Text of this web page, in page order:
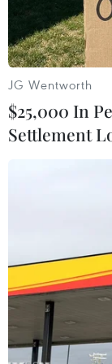
Du khách thích
điểm
Tại diễn đàn
2023 vừa
đều nhất trí
JG Wentworth
$25,000 In
Settlement